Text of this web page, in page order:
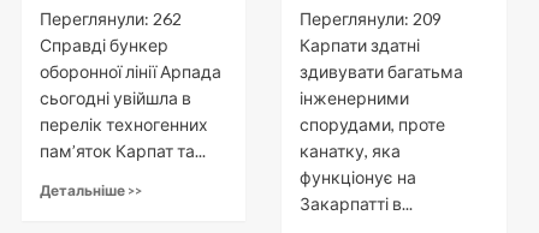
Переглянули: 262
Справді бункер
оборонної лінії Арпада
сьогодні увійшла в
перелік техногенних
пам’яток Карпат та...
Детальніше >>
Переглянули: 209
Карпати здатні
здивувати багатьма
інженерними
спорудами, проте
канатку, яка
функціонує на
Закарпатті в...